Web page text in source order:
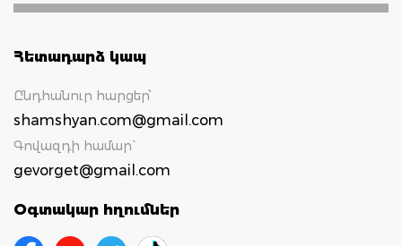
Հետադարձ կապ
Ընդհանուր հարցեր՝
shamshyan.com@gmail.com
Գովազդի համար`
gevorget@gmail.com
Օգտակար հղումներ